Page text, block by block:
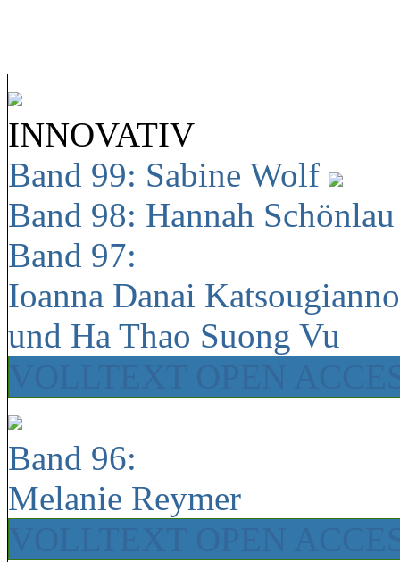
INNOVATIV
Band 99: Sabine Wolf
Band 98: Hannah
Band 97:
Ioanna Danai
und Ha Thao Suong Vu
Band 96:
Melanie Reymer